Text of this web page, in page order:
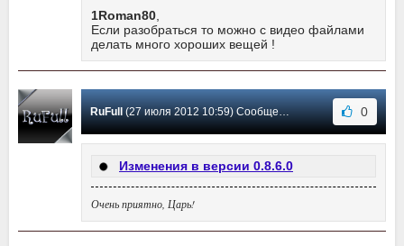
1Roman80
Если разобраться то можно с видео файлами
делать много хороших вещей !
RuFull(27 июля 2012 10:59) Сообщение #20 0
Изменения в версии 0.8.6.0
Очень приятно, Царь!